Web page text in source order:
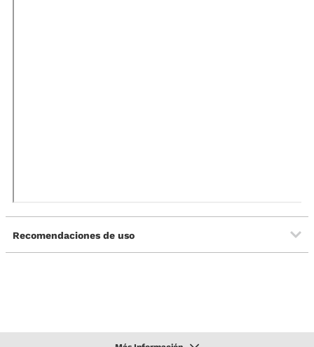
Recomendaciones de uso